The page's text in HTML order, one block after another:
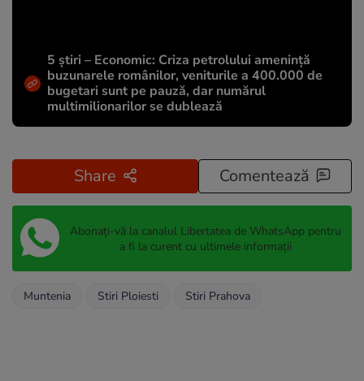
5 știri – Economic: Criza petrolului amenință
buzunarele românilor, veniturile a 400.000 de
bugetari sunt pe pauză, dar numărul
multimilionarilor se dublează
Share Comentează
Abonați-vă la canalul Libertatea de WhatsApp pentru
a fi la curent cu ultimele informații
Muntenia Stiri Ploiesti Stiri Prahova